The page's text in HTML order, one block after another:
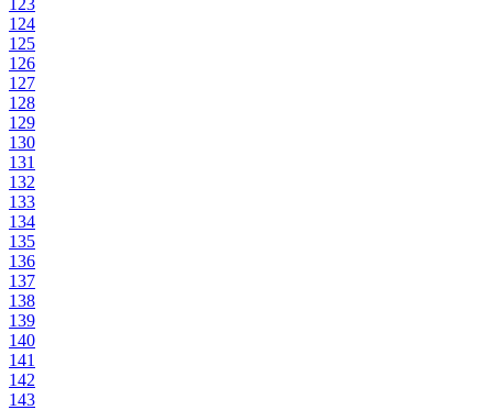
124
125
126
127
128
129
130
131
132
133
134
135
136
137
138
139
140
141
142
143